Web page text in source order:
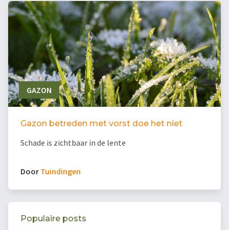
GAZON
Gazon betreden met vorst doe het niet
Schade is zichtbaar in de lente
Door Tuindingen
Populaire posts